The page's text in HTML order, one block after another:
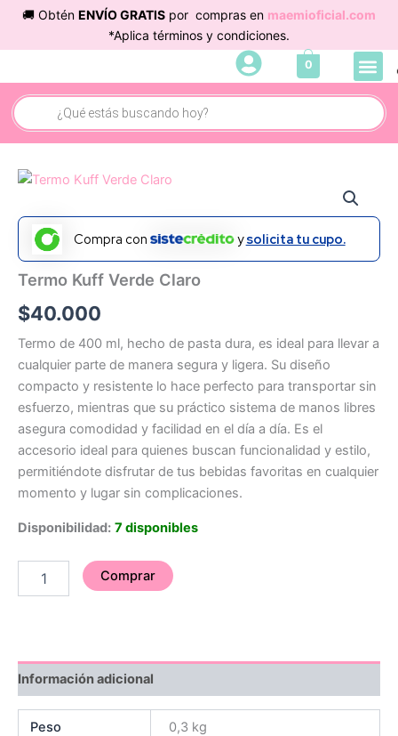
contenido
🚚 Obtén ENVÍO GRATIS por compras en maemioficial.com
*Aplica términos y condiciones.
0
Búsqueda
de
productos
Compra con ysolicita tu cupo.
Termo Kuff Verde Claro
$40.000
Termo de 400 ml, hecho de pasta dura, es ideal para llevar a
cualquier parte de manera segura y ligera. Su diseño
compacto y resistente lo hace perfecto para transportar sin
esfuerzo, mientras que su práctico sistema de manos libres
asegura comodidad y facilidad en el día a día. Es el
accesorio ideal para quienes buscan funcionalidad y estilo,
permitiéndote disfrutar de tus bebidas favoritas en cualquier
momento y lugar sin complicaciones.
Disponibilidad: 7 disponibles
Termo
Claro
cantidad
Comprar
Información adicional
Peso 0,3 kg